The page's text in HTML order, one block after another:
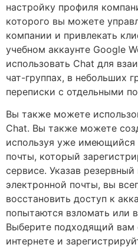
настройку профиля
которого вы можете
компании и привлекать
учебном аккаунте Google
использовать Chat для
чат-группах, в небольших
переписки с отдельными
Вы также можете
Chat. Вы также можете
используя уже имеющийся
почты, который
сервисе. Указав
электронной почты, вы
восстановить доступ к
попытаются взломать или
Выберите подходящий вам
интернете и